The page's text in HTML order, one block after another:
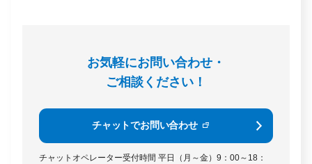
お気軽にお問い合わせ・
ご相談ください！
チャットでお問い合わせ
チャットオペレーター受付時間 平日（月～金）9：00～18：